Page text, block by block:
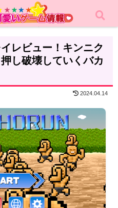
カジュアルゲーム
レビュー！キンニク
し破壊していくバカ
2024.04.14